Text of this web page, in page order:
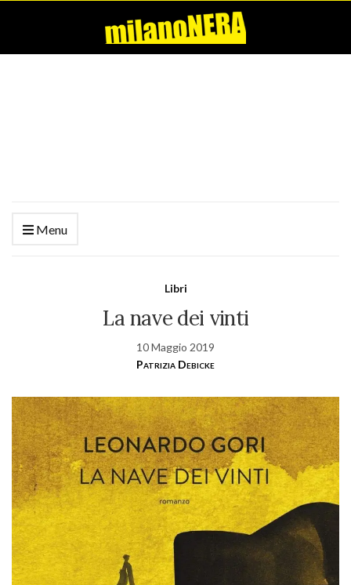
Menu
Libri
La nave dei vinti
10 Maggio 2019
Patrizia Debicke